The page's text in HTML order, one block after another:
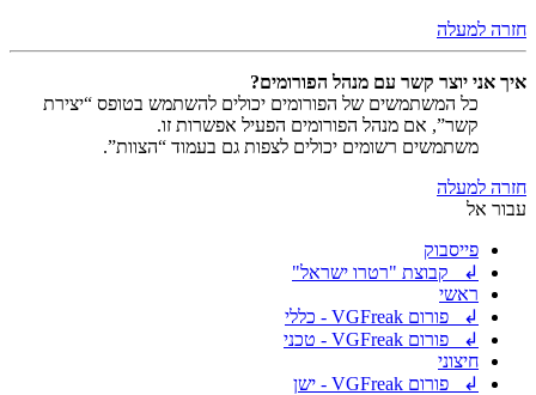
חזרה למעלה
איך אני יוצר קשר עם מנהל הפורומים?
כל המשתמשים של הפורומים יכולים להשתמש בטופס “יצירת
קשר”, אם מנהל הפורומים הפעיל אפשרות זו.
משתמשים רשומים יכולים לצפות גם בעמוד “הצוות”.
חזרה למעלה
עבור אל
פייסבוק
↲ קבוצת "רטרו ישראל"
ראשי
↲ פורום VGFreak - כללי
↲ פורום VGFreak - טכני
חיצוני
↲ פורום VGFreak - ישן